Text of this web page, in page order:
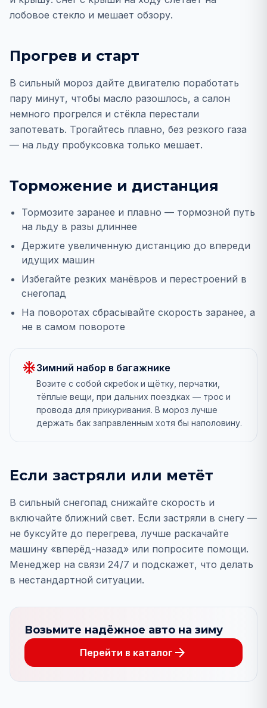
лобовое стекло и мешает обзору.
Прогрев и старт
В сильный мороз дайте двигателю поработать
пару минут, чтобы масло разошлось, а салон
немного прогрелся и стёкла перестали
запотевать. Трогайтесь плавно, без резкого газа
— на льду пробуксовка только мешает.
Торможение и дистанция
Тормозите заранее и плавно — тормозной путь
на льду в разы длиннее
Держите увеличенную дистанцию до впереди
идущих машин
Избегайте резких манёвров и перестроений в
снегопад
На поворотах сбрасывайте скорость заранее, а
не в самом повороте
ac_unitЗимний набор в багажнике
Возите с собой скребок и щётку, перчатки,
тёплые вещи, при дальних поездках — трос и
провода для прикуривания. В мороз лучше
держать бак заправленным хотя бы наполовину.
Если застряли или метёт
В сильный снегопад снижайте скорость и
включайте ближний свет. Если застряли в снегу —
не буксуйте до перегрева, лучше раскачайте
машину «вперёд-назад» или попросите помощи.
Менеджер на связи 24/7 и подскажет, что делать
в нестандартной ситуации.
Возьмите надёжное авто на зиму
Перейти в каталог arrow_forward